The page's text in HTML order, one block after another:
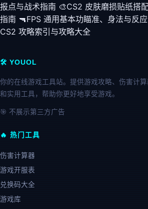
报点与战术指南 🎨CS2 皮肤磨损贴纸搭
指南 🔫FPS 通用基本功瞄准、身法与反
CS2 攻略索引与攻略大全
🛠️ YOUOL
你的在线游戏工具站。提供游戏攻略、伤害计
和实用工具，帮助你更好地享受游戏。
🎯 不展示第三方广告
🔥 热门工具
伤害计算器
游戏开服表
兑换码大全
游戏库